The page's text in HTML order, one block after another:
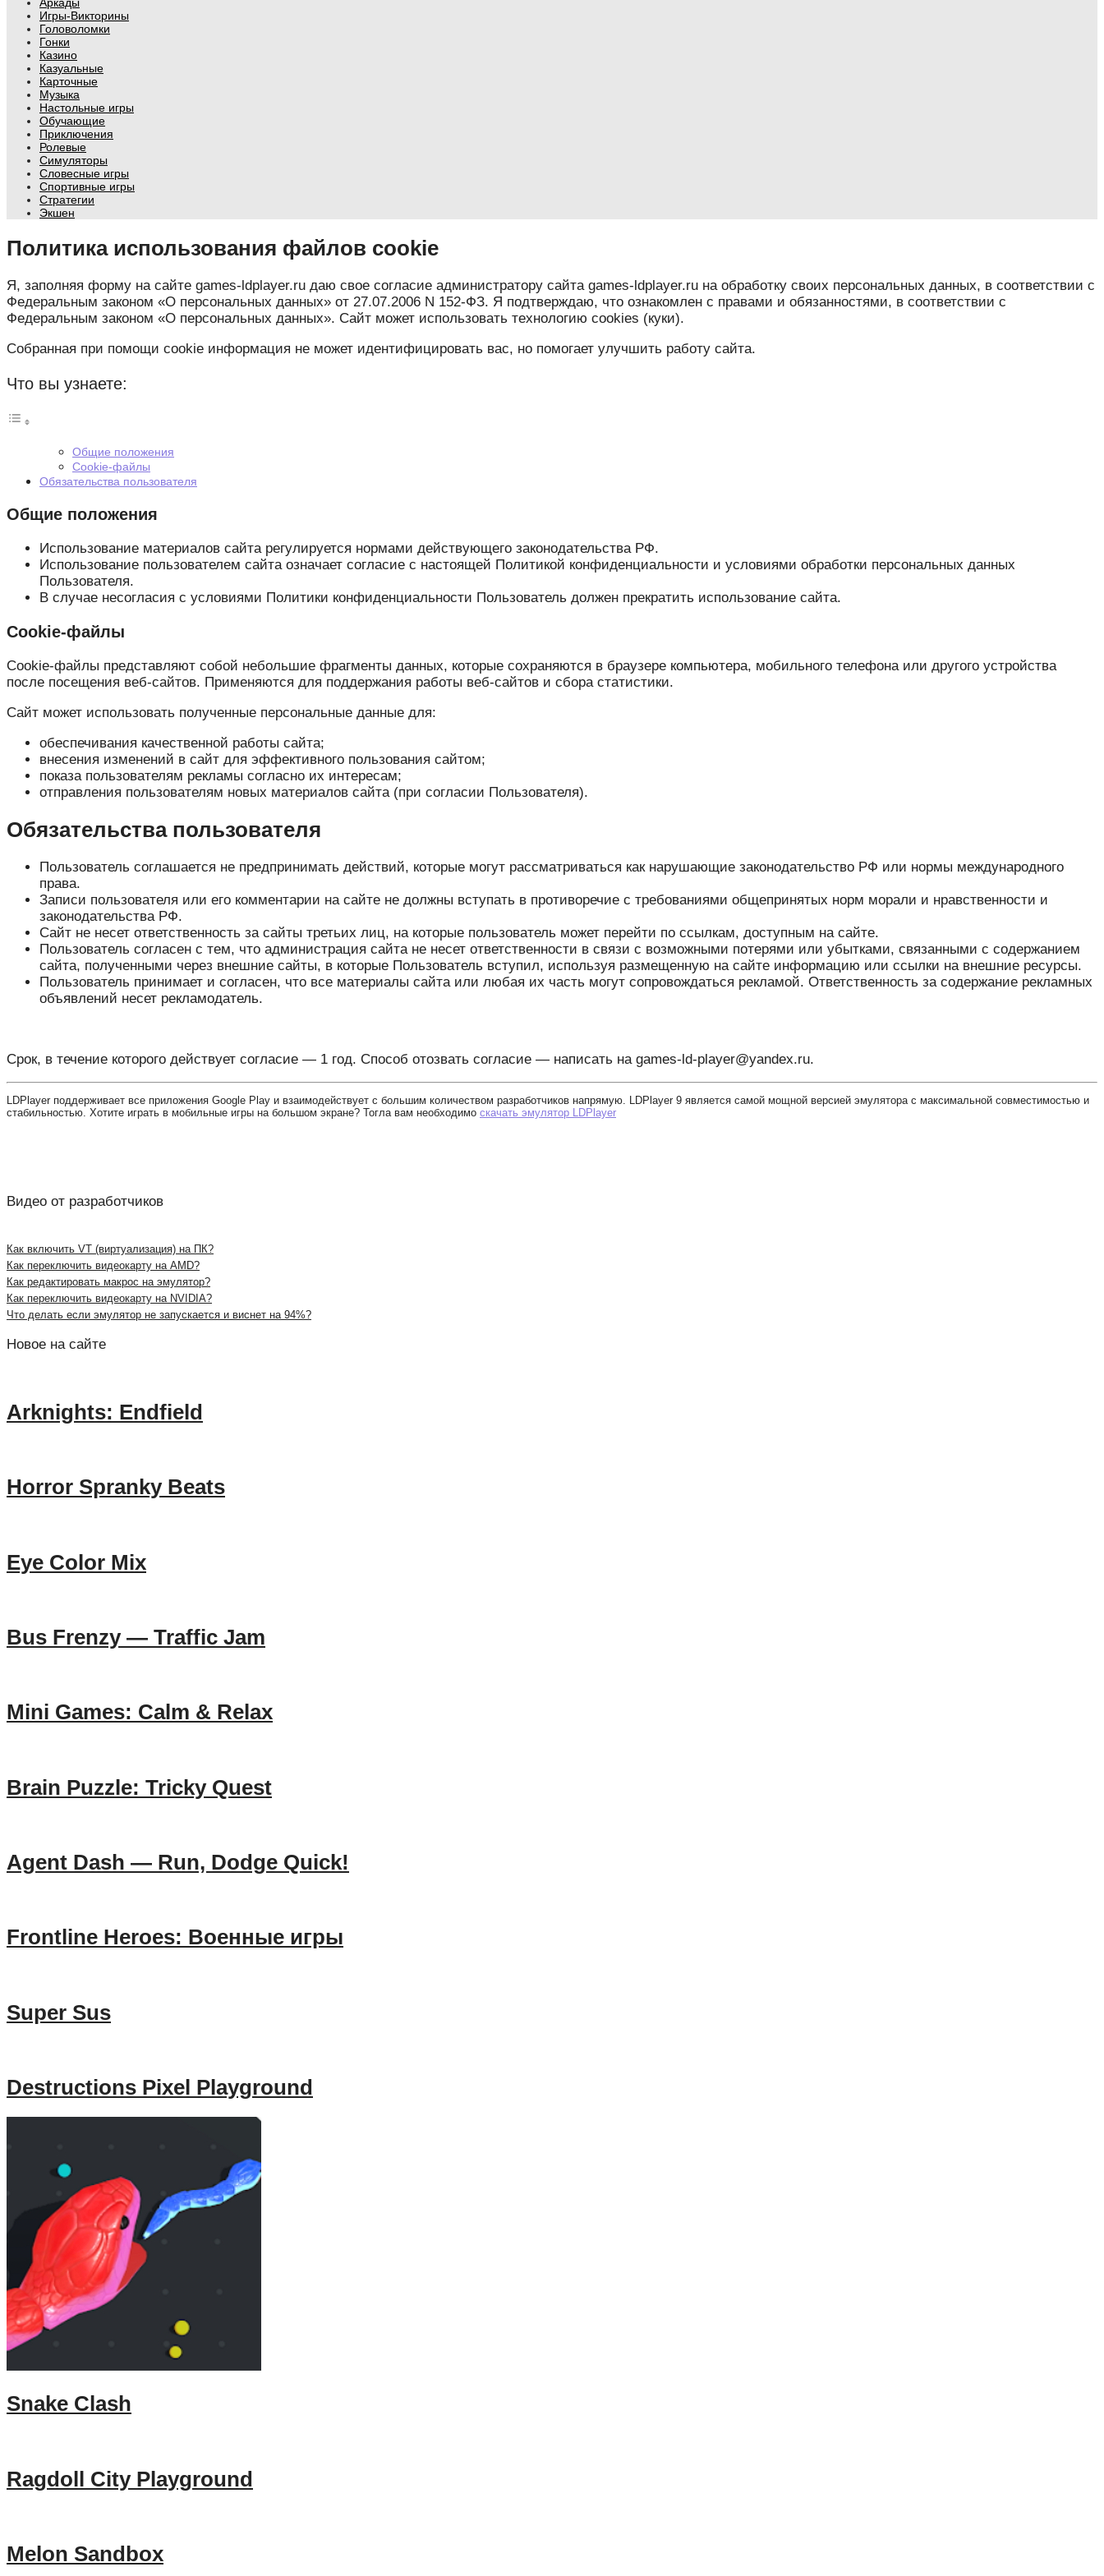
Игры-Викторины
Головоломки
Гонки
Казино
Казуальные
Карточные
Музыка
Настольные игры
Обучающие
Приключения
Ролевые
Симуляторы
Словесные игры
Спортивные игры
Стратегии
Экшен
Политика использования файлов cookie
Я, заполняя форму на сайте games-ldplayer.ru даю свое согласие администратору сайта games-ldplayer.ru на обработку своих персональных данных, в соответствии с
Федеральным законом «О персональных данных» от 27.07.2006 N 152-ФЗ. Я подтверждаю, что ознакомлен с правами и обязанностями, в соответствии с
Федеральным законом «О персональных данных». Сайт может использовать технологию cookies (куки).
Собранная при помощи cookie информация не может идентифицировать вас, но помогает улучшить работу сайта.
Что вы узнаете:
Общие положения
Cookie-файлы
Обязательства пользователя
Общие положения
Использование материалов сайта регулируется нормами действующего законодательства РФ.
Использование пользователем сайта означает согласие с настоящей Политикой конфиденциальности и условиями обработки персональных данных
Пользователя.
В случае несогласия с условиями Политики конфиденциальности Пользователь должен прекратить использование сайта.
Cookie-файлы
Cookie-файлы представляют собой небольшие фрагменты данных, которые сохраняются в браузере компьютера, мобильного телефона или другого устройства
после посещения веб-сайтов. Применяются для поддержания работы веб-сайтов и сбора статистики.
Сайт может использовать полученные персональные данные для:
обеспечивания качественной работы сайта;
внесения изменений в сайт для эффективного пользования сайтом;
показа пользователям рекламы согласно их интересам;
отправления пользователям новых материалов сайта (при согласии Пользователя).
Обязательства пользователя
Пользователь соглашается не предпринимать действий, которые могут рассматриваться как нарушающие законодательство РФ или нормы международного
права.
Записи пользователя или его комментарии на сайте не должны вступать в противоречие с требованиями общепринятых норм морали и нравственности и
законодательства РФ.
Сайт не несет ответственность за сайты третьих лиц, на которые пользователь может перейти по ссылкам, доступным на сайте.
Пользователь согласен с тем, что администрация сайта не несет ответственности в связи с возможными потерями или убытками, связанными с содержанием
сайта, полученными через внешние сайты, в которые Пользователь вступил, используя размещенную на сайте информацию или ссылки на внешние ресурсы.
Пользователь принимает и согласен, что все материалы сайта или любая их часть могут сопровождаться рекламой. Ответственность за содержание рекламных
объявлений несет рекламодатель.
Срок, в течение которого действует согласие — 1 год. Способ отозвать согласие — написать на games-ld-player@yandex.ru.
LDPlayer поддерживает все приложения Google Play и взаимодействует с большим количеством разработчиков напрямую. LDPlayer 9 является самой мощной версией эмулятора с максимальной совместимостью и
стабильностью. Хотите играть в мобильные игры на большом экране? Тогла вам необходимо скачать эмулятор LDPlayer
Видео от разработчиков
Как включить VT (виртуализация) на ПК?
Как переключить видеокарту на AMD?
Как редактировать макрос на эмулятор?
Как переключить видеокарту на NVIDIA?
Что делать если эмулятор не запускается и виснет на 94%?
Новое на сайте
Arknights: Endfield
Horror Spranky Beats
Eye Color Mix
Bus Frenzy — Traffic Jam
Mini Games: Calm & Relax
Brain Puzzle: Tricky Quest
Agent Dash — Run, Dodge Quick!
Frontline Heroes: Военные игры
Super Sus
Destructions Pixel Playground
Snake Clash
Ragdoll City Playground
Melon Sandbox